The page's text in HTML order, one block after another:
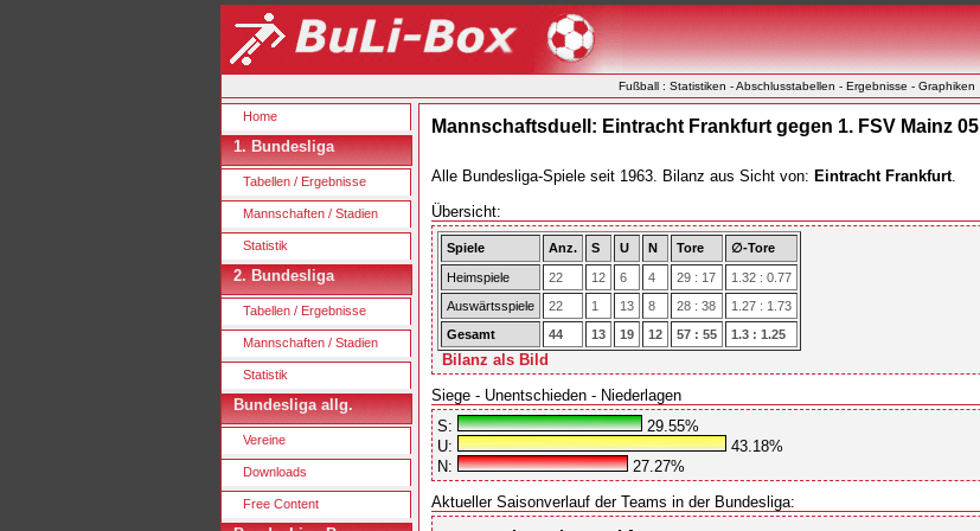
Fußball : Statistiken - Abschlusstabellen - Ergebnisse - Graphiken
Home
1. Bundesliga
Tabellen / Ergebnisse
Mannschaften / Stadien
Statistik
2. Bundesliga
Tabellen / Ergebnisse
Mannschaften / Stadien
Statistik
Bundesliga allg.
Vereine
Downloads
Free Content
Mannschaftsduell: Eintracht Frankfurt gegen 1. FSV Mainz 05
Alle Bundesliga-Spiele seit 1963. Bilanz aus Sicht von: Eintracht Frankfurt.
Übersicht:
Spiele Anz. S U N Tore ∅-Tore
Heimspiele 22 12 6 4 29 : 17
1.32 : 0.77
Auswärtsspiele
22 1 13 8 28 : 38
1.27 : 1.73
Gesamt
44 13 19 12 57 : 55 1.3 : 1.25
Bilanz als Bild
Siege - Unentschieden - Niederlagen
S:
29.55%
U:
43.18%
N:
27.27%
Aktueller Saisonverlauf der Teams in der Bundesliga: